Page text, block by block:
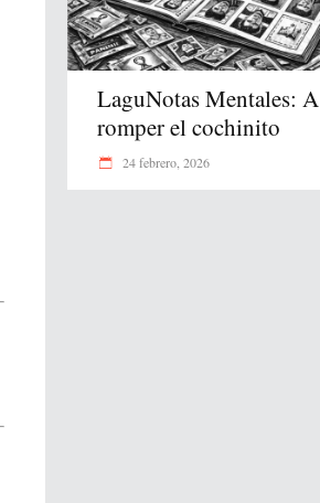
LaguNotas Mentales: A
romper el cochinito
24 febrero, 2026